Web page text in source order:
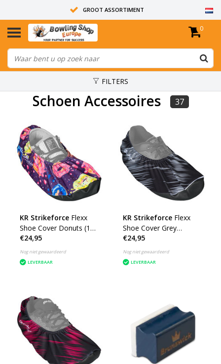
GROOT ASSORTIMENT
14 DAGEN RETOUR RECHT
ALLE BOWLINGBALLEN ZIJN ONGEBOORD
0
FILTERS
Schoen Accessoires 37
KR Strikeforce Flexx
Shoe Cover Donuts (1
Paar)
€24,95
Nog niet gewaardeerd
LEVERBAAR
KR Strikeforce Flexx
Shoe Cover Grey
Scratch (1 Paar)
€24,95
Nog niet gewaardeerd
LEVERBAAR